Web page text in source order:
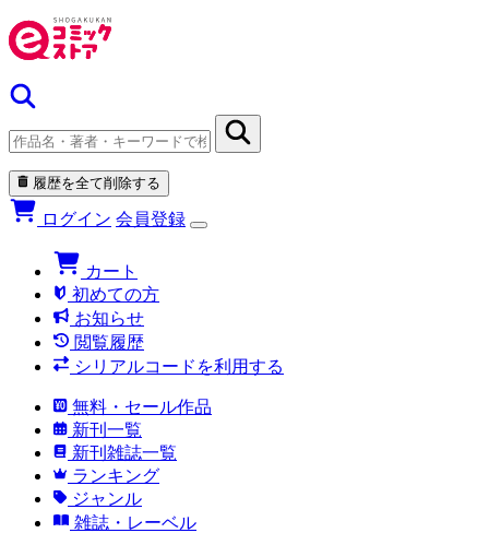
履歴を全て削除する
ログイン 会員登録
カート
初めての方
お知らせ
閲覧履歴
シリアルコードを利用する
無料・セール作品
新刊一覧
新刊雑誌一覧
ランキング
ジャンル
雑誌・レーベル